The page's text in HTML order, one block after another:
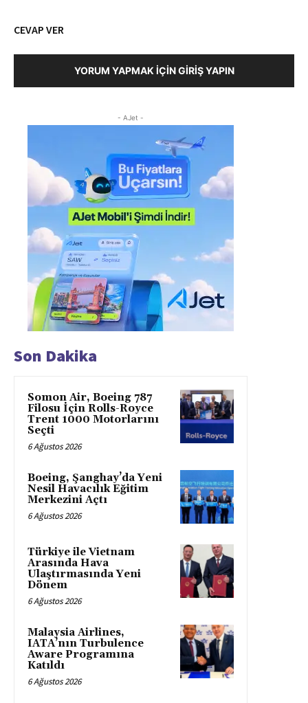
CEVAP VER
YORUM YAPMAK İÇIN GIRIŞ YAPIN
- AJet -
Son Dakika
Somon Air, Boeing 787
Filosu İçin Rolls-Royce
Trent 1000 Motorlarını
Seçti
6 Ağustos 2026
Boeing, Şanghay’da Yeni
Nesil Havacılık Eğitim
Merkezini Açtı
6 Ağustos 2026
Türkiye ile Vietnam
Arasında Hava
Ulaştırmasında Yeni
Dönem
6 Ağustos 2026
Malaysia Airlines,
IATA’nın Turbulence
Aware Programına
Katıldı
6 Ağustos 2026